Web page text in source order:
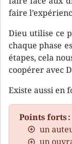
faire
Dieu utilise ce
chaque phase
étapes, cela
coopérer avec
Existe aussi en
Points forts :
un
un